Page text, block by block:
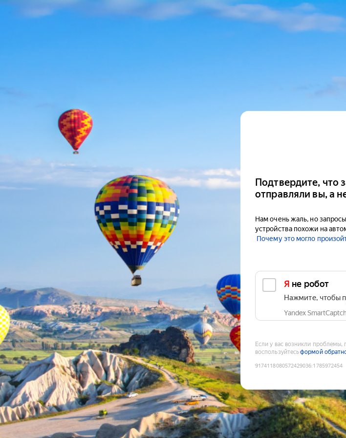
Подтвердите, что
отправляли вы, а
Нам очень жаль, но
устройства похожи на
Почему это могло
Я не робот
Нажмите, чтобы
Yandex
Если у вас возникли проблемы,
воспользуйтесьформой
9174118080572429036:1785972454